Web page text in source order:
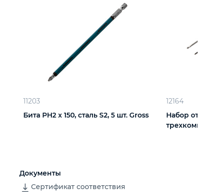
11203
Бита PH2 х 150, сталь S2, 5 шт. Gross
12164
Набор
Документы
Сертификат соответствия